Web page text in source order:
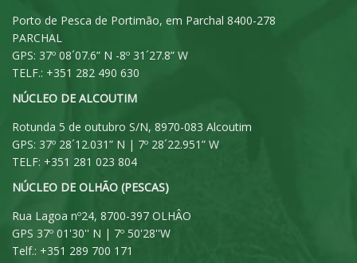
Porto de Pesca de Portimão, em Parchal 8400-278
PARCHAL
GPS: 37º 08´07.6” N -8º 31´27.8” W
TELF.: +351 282 490 630
NÚCLEO DE ALCOUTIM
Rotunda 5 de outubro S/N, 8970-083 Alcoutim
GPS: 37º 28´12.031” N | 7º 28´22.951” W
TELF: +351 281 023 804
NÚCLEO DE OLHÃO (PESCAS)
Rua Lagoa nº24, 8700-397 OLHÂO
GPS 37º 01'30'' N | 7º 50'28''W
Telf.: +351 289 700 171